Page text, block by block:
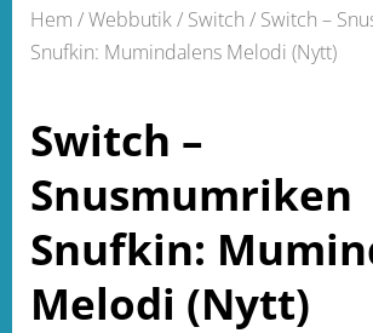
Hem /Webbutik/ Switch / Switch –
Snufkin: Mumindalens Melodi (Nytt)
Switch –
Snusmumriken
Snufkin:
Melodi (Nytt)